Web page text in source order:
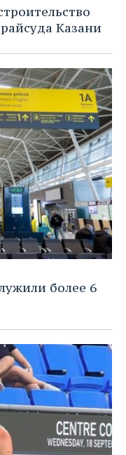
Казани
более 6